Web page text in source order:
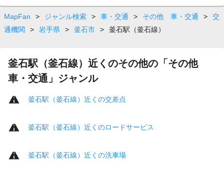
MapFan > ジャンル検索 > 車・交通 > その他 車・交通 >
交
通機関
> 岩手県 > 釜石市 > 釜石駅（釜石線）
釜石駅（釜石線）近くのその他の「その他
車・交通」ジャンル
釜石駅（釜石線）近くの交差点
釜石駅（釜石線）近くのロードサービス
釜石駅（釜石線）近くの洗車場